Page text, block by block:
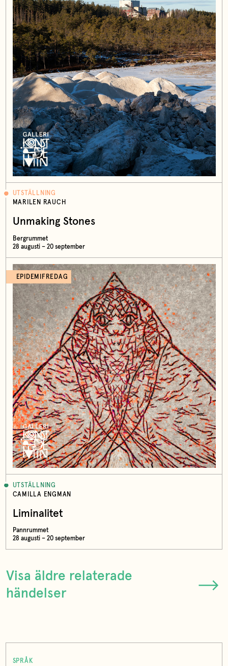
UTSTÄLLNING
MARILEN RAUCH
Unmaking Stones
Bergrummet
28 augusti – 20 september
EPIDEMIFREDAG
UTSTÄLLNING
CAMILLA ENGMAN
Liminalitet
Pannrummet
28 augusti – 20 september
Visa äldre relaterade
händelser
SPRÅK